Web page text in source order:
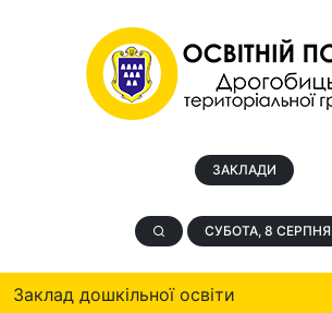
ЗАКЛАДИ
СУБОТА, 8 СЕРПНЯ
Заклад дошкільної освіти